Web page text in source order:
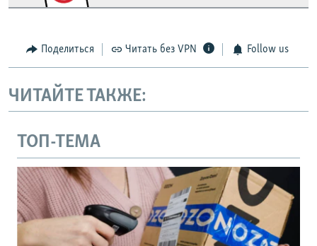
Поделиться Читать без VPN Follow us
ЧИТАЙТЕ ТАКЖЕ:
ТОП-ТЕМА